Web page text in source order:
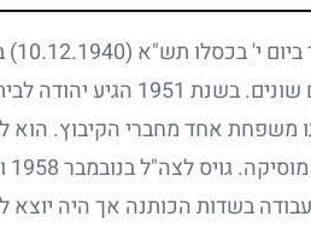
ביום י' בכסלו תש"א (10.12.1940)
שונים. בשנת 1951 הגיע יהודה
אחד מחברי הקיבוץ. הוא
גויס לצה"ל בנובמבר1958
בשדות הכותנה אך היה יוצא